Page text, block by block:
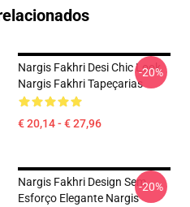
Nargis Fakhri Desi Chic Look
Nargis Fakhri Tapeçarias
€ 20,14 - € 27,96
-20%
Nargis Fakhri Design Sem
Esforço Elegante Nargis
-20%